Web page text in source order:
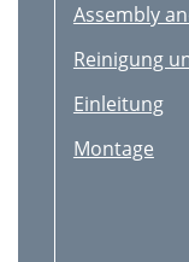
Assembly
Reinigung
Einleitung
Montage